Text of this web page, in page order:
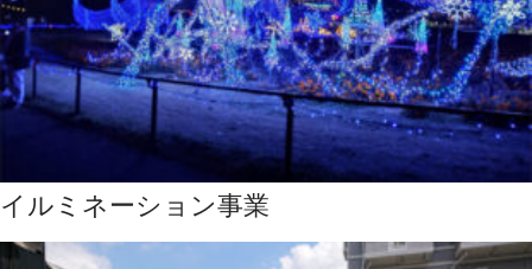
イルミネーション事業